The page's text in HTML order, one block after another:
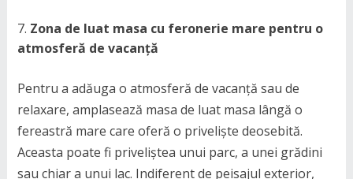
Zona de luat masa cu feronerie mare pentru o
atmosferă de vacanță
Pentru a adăuga o atmosferă de vacanță sau de
relaxare, amplasează masa de luat masa lângă o
fereastră mare care oferă o priveliște deosebită.
Aceasta poate fi priveliștea unui parc, a unei grădini
sau chiar a unui lac. Indiferent de peisajul exterior,